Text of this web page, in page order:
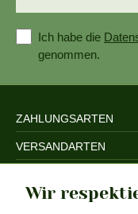
Ich habe die
genommen.
ZAHLUNGSARTEN
VERSANDARTEN
RECHTLICHES
Wir